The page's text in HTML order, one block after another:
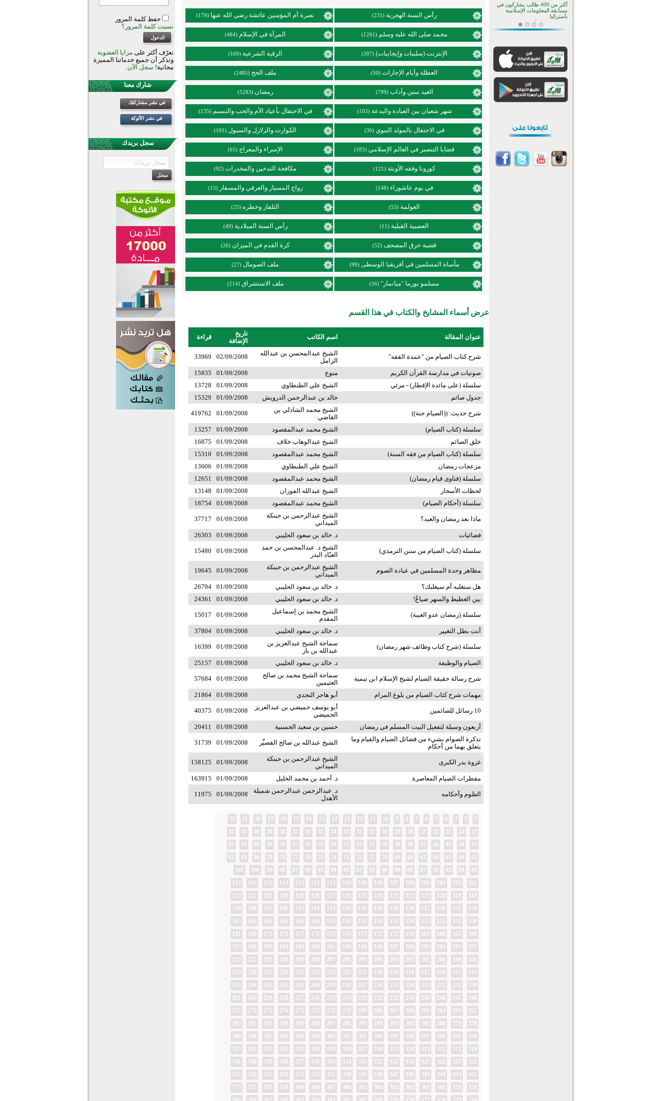
رأس السنة الهجرية (231) نصرة أم المؤمنين عائشة رضي الله عنها (179)
محمد صلى الله عليه وسلم (1261) المرأة في الإسلام (484)
الإنترنت (سلبيات وإيجابيات) (307) الرقية الشرعية (169)
العطلة وأيام الإجازات (50) ملف الحج (2485)
العيد سنن وآداب (799) رمضان (5283)
شهر شعبان بين العبادة والبدعة (103) في الاحتفال بأعياد الأم والحب والنسيم (135)
في الاحتفال بالمولد النبوي (36) الكوارث والزلازل والسيول (101)
قضايا التنصير في العالم الإسلامي (183) الإسراء والمعراج (65)
كورونا وفقه الأوبئة (121) مكافحة التدخين والمخدرات (92)
في يوم عاشوراء (148) زواج المسيار والعرفي والمسفار (15)
العولمة (53) التلفاز وخطره (25)
العصبية القبلية (11) رأس السنة الميلادية (49)
قضية حرق المصحف (52) كرة القدم في الميزان (26)
مأساة المسلمين في أفريقيا الوسطى (99) ملف الصومال (27)
مسلمو بورما "ميانمار" (56) ملف الاستشراق (214)
عرض أسماء المشايخ والكتاب في هذا القسم
عنوان المقالة اسم الكاتب
تاريخ
الإضافة
قراءة
شرح كتاب الصيام من "عمدة الفقه"
الشيخ عبدالمحسن بن عبدالله
الزامل
02/09/2008
33969
صوتيات في مدارسة القرآن الكريم منوع 01/09/2008
15835
سلسلة (على مائدة الإفطار) - مرئي
الشيخ علي الطنطاوي 01/09/2008
13728
جدول صائم
خالد بن عبدالرحمن الدرويش 01/09/2008
15329
شرح حديث: ((الصيام جنة))
الشيخ محمد الشاذلي بن
القاضي
01/09/2008
419762
سلسلة (كتاب الصيام) الشيخ محمد عبدالمقصود 01/09/2008
13257
خلق الصائم
الشيخ عبدالوهاب خلاف 01/09/2008
16875
سلسلة (كتاب الصيام من فقه السنة)
الشيخ محمد عبدالمقصود 01/09/2008
15310
مزعجات رمضان
الشيخ علي الطنطاوي 01/09/2008
13606
سلسلة (فتاوى قيام رمضان)
الشيخ محمد عبدالمقصود 01/09/2008
12651
لحظات الأسحار
الشيخ عبدالله الفوزان 01/09/2008
13148
سلسلة (أحكام الصيام)
الشيخ محمد عبدالمقصود 01/09/2008
18754
ماذا بعد رمضان والعيد؟
الشيخ عبدالرحمن بن حبنكة
الميداني
01/09/2008
37717
فضائيات د. خالد بن سعود الحليبي 01/09/2008
26303
سلسلة (كتاب الصيام من سنن الترمذي)
الشيخ د. عبدالمحسن بن حمد
العبّاد البدر
01/09/2008
15480
مظاهر وحدة المسلمين في عبادة الصوم
الشيخ عبدالرحمن بن حبنكة
الميداني
01/09/2008
19645
هل ستغلبه أم سيغلبك؟ د. خالد بن سعود الحليبي 01/09/2008
26794
بين الغطيط والسهر ضياعٌ!
د. خالد بن سعود الحليبي 01/09/2008
24361
سلسلة (رمضان عدو الغيبة)
الشيخ محمد بن إسماعيل
المقدم
01/09/2008
15017
أنت بطل التغيير د. خالد بن سعود الحليبي 01/09/2008
37804
سلسلة (شرح كتاب وظائف شهر رمضان)
سماحة الشيخ عبدالعزيز بن
عبدالله بن باز
01/09/2008
16399
الصيام والوظيفة د. خالد بن سعود الحليبي 01/09/2008
25157
شرح رسالة حقيقة الصيام لشيخ الإسلام ابن تيمية
سماحة الشيخ محمد بن صالح
العثيمين
01/09/2008
57684
مهمات شرح كتاب الصيام من بلوغ المرام أبو هاجر النجدي 01/09/2008
21864
10 رسائل للصائمين
أبو يوسف حميضي بن عبدالعزيز
الحميضي
01/09/2008
40375
أربعون وسيلة لتفعيل البيت المسلم في رمضان حسين بن سعيد الحسنية 01/09/2008
20411
تذكرة الصوام بشيء من فضائل الصيام والقيام وما
يتعلق بهما من أحكام
الشيخ عبدالله بن صالح القصيِّر 01/09/2008
31739
غزوة بدر الكبرى
الشيخ عبدالرحمن بن حبنكة
الميداني
01/09/2008
158125
مفطرات الصيام المعاصرة د. أحمد بن محمد الخليل 01/09/2008
163915
الصَّوم وأحكامه
د. عبدالرحمن عبدالرحمن شميلة
الأهدل
01/09/2008
11975
2
3
4
5
6
7
8
9
12
13
14
15
16
17
18
19
20
21
22
23
24
25
26
27
28
29
30
31
32
33
34
35
36
37
38
39
40
41
42
43
44
45
46
47
48
49
50
51
52
53
54
55
56
57
58
59
60
61
62
63
64
65
66
67
68
69
70
71
72
73
74
75
76
77
78
79
80
81
82
83
84
85
86
87
88
89
90
91
92
93
94
95
96
97
98
99
102
103
104
105
106
107
108
109
112
113
114
115
116
117
118
119
120
121
122
123
124
125
126
127
128
129
130
131
132
133
134
135
136
137
138
139
140
141
142
143
144
145
146
147
148
149
150
151
152
153
154
155
156
157
158
159
160
161
162
163
164
165
166
167
168
169
170
171
172
173
174
175
176
177
178
179
180
181
182
183
184
185
186
187
188
189
190
191
192
193
194
195
196
197
198
199
200
201
202
203
204
205
206
207
208
209
210
211
212
213
214
215
216
217
218
219
220
221
222
223
224
225
226
227
228
229
230
231
232
233
234
235
236
237
238
239
240
241
242
243
244
245
246
247
248
249
250
251
252
253
254
255
256
257
258
259
260
261
262
263
264
265
266
267
268
269
270
271
272
273
274
275
276
277
278
279
280
281
282
283
284
285
286
287
288
289
290
291
292
293
294
295
296
297
298
299
300
301
302
303
304
305
306
307
308
309
310
311
312
313
314
315
316
317
318
319
320
321
322
323
324
325
326
327
328
329
330
331
332
333
334
335
336
337
338
339
340
341
342
343
344
345
346
347
348
349
350
351
352
353
354
355
356
357
358
359
360
361
362
363
364
365
366
367
368
369
370
371
372
373
حفظ كلمة المرور
نسيت كلمة المرور؟
تعرّف أكثر على مزايا العضوية
وتذكر أن جميع خدماتنا المميزة
مجانية! سجل الآن.
شارك معنا
في نشر مشاركتك
في نشر الألوكة
سجل بريدك
أكثر من 400 طالب يشاركون في
مسابقة المعلومات الإسلامية
بأستراليا
افتتاح تاريخي لأول مسجد في بلييفليا
بالجبل الأسود منذ أكثر من قرن
مسجد جديد في أجواء إيمانية مميزة
أكبر مشروع إسلامي في ريف
أستراليا يفتتح أبوابه بعد سنوات من
القرآن والتربية في صدارة البرامج
الصيفية للمسلمين في بينزا
وساراتوف وموردوفيا هذا العام
اختتام الدورة التاسعة لمسابقة حفظ
القيم وبناء الشخصية للشباب
المسلمين
أكثر من 400 طالب يشاركون في
مسابقة المعلومات الإسلامية